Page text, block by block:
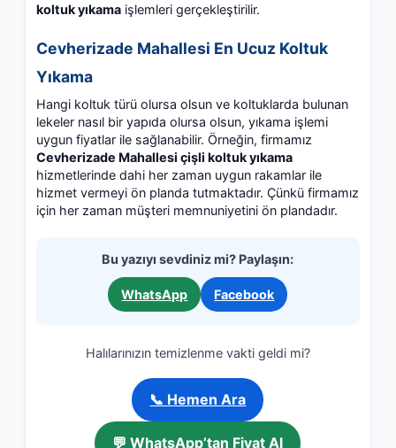
koltuk yıkama işlemleri gerçekleştirilir.
Cevherizade Mahallesi En Ucuz Koltuk
Yıkama
Hangi koltuk türü olursa olsun ve koltuklarda bulunan
lekeler nasıl bir yapıda olursa olsun, yıkama işlemi
uygun fiyatlar ile sağlanabilir. Örneğin, firmamız
Cevherizade Mahallesi çişli koltuk yıkama
hizmetlerinde dahi her zaman uygun rakamlar ile
hizmet vermeyi ön planda tutmaktadır. Çünkü firmamız
için her zaman müşteri memnuniyetini ön plandadır.
Bu yazıyı sevdiniz mi? Paylaşın:
WhatsApp Facebook
Halılarınızın temizlenme vakti geldi mi?
📞 Hemen Ara
💬 WhatsApp’tan Fiyat Al